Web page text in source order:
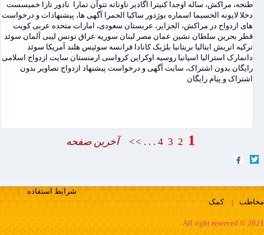
طنجه، مراکش، ساله اوجدا کنیترا اگادیر تاوناته تتوآن تمارا نادور تازا خمیسست
دخلا لایونه الحسیما اسماره بوژدور ساکیا الحمرا آگهی ها، پیشنهادات و درخواست
های ازدواج در مراکش، الجزایر، عربستان سعودی، امارات متحده عربی کویت
قطر بحرین سلطان نشین عمان مصر لبنان سوریه عراق تونس لیبی آلمان سوئد
ترکیه اتریش ایتالیا بریتانیا بلژیک کانادا فرانسه سوئیس هلند آمریکا سوئد
دانمارک استرالیا اسپانیا روسیه اوکراین کرواسی ارمنستان سایت ازدواج اسلامی
رایگان بدون اشتراک، سایت آگهی و درخواست پیشنهاد ازدواج تصاویر بدون
اشتراک و پیام رایگان
2
3
4
. . .
>> آخرین صفحه
سایت رایگان marocfetes دوستیابی عربی مسلمان مراکش شرایط استفاده
مخاطب
| کمک
ماروکفت ها اولین سایت ازدواج اعراب مسلمان در مراکش
فرانسه
All right reserved © 2021